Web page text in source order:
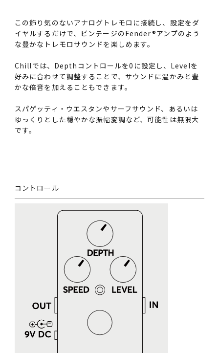
この飾り気のないアナログトレモロに接続し、設定をダ
イヤルするだけで、ビンテージのFender®アンプのよう
な豊かなトレモロサウンドを楽しめます。
Chillでは、Depthコントロールを0に設定し、Levelを
好みに合わせて調整することで、サウンドに温かみと豊
かな倍音を加えることもできます。
スパゲッティ・ウエスタンやサーフサウンド、あるいは
ゆっくりとした穏やかな振幅変調など、可能性は無限大
です。
コントロール